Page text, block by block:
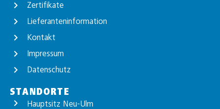
Zertifikate
Lieferanteninformation
Kontakt
Impressum
Datenschutz
STANDORTE
Hauptsitz Neu-Ulm